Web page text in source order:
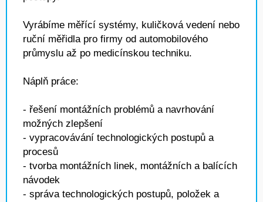
Vyrábíme měřící systémy, kuličková vedení nebo
ruční měřidla pro firmy od automobilového
průmyslu až po medicínskou techniku.
Náplň práce:
- řešení montážních problémů a navrhování
možných zlepšení
- vypracovávání technologických postupů a
procesů
- tvorba montážních linek, montážních a balících
návodek
- správa technologických postupů, položek a